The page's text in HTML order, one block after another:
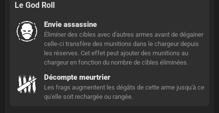
Le God Roll
Envie assassine
Éliminer des cibles avec d'autres armes avant de dégainer
celle-ci transfère des munitions dans le chargeur depuis
les réserves. Cet effet peut ajouter des munitions au
chargeur en fonction du nombre de cibles éliminées.
Décompte meurtrier
Les frags augmentent les dégâts de cette arme jusqu'à ce
qu'elle soit rechargée ou rangée.